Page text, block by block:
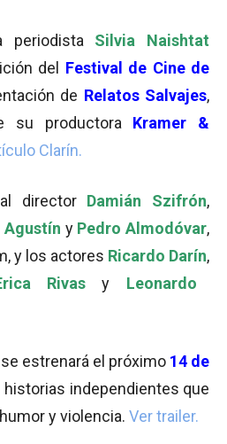
periodista Silvia Naishtat
del Festival de Cine de
de Relatos Salvajes,
su productora Kramer &
Clarín.
director Damián Szifrón,
Agustín y Pedro Almodóvar,
y los actores Ricardo Darín,
Rivas y Leonardo
estrenará el próximo 14 de
historias independientes que
y violencia. Ver trailer.